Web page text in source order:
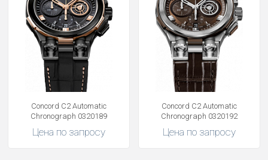
Concord C2 Automatic
Chronograph 0320189
Цена по запросу
Concord C2 Automatic
Chronograph 0320192
Цена по запросу